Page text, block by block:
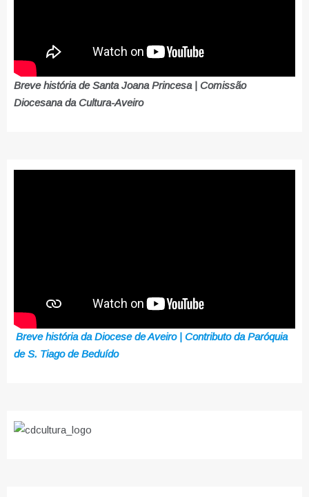
Breve história de Santa Joana Princesa | Comissão
Diocesana da Cultura-Aveiro
Breve história da Diocese de Aveiro | Contributo da Paróquia
de S. Tiago de Beduído